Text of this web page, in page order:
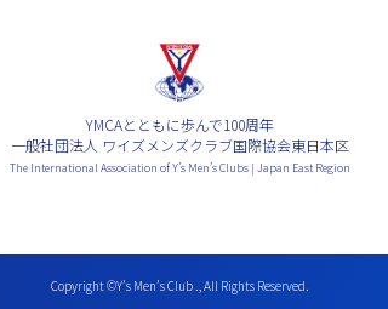
YMCAとともに歩んで100周年
一般社団法人 ワイズメンズクラブ国際協会東日本区
The International Association of Y’s Men’s Clubs | Japan East Region
Copyright ©Y’s Men’s Club ., All Rights Reserved.